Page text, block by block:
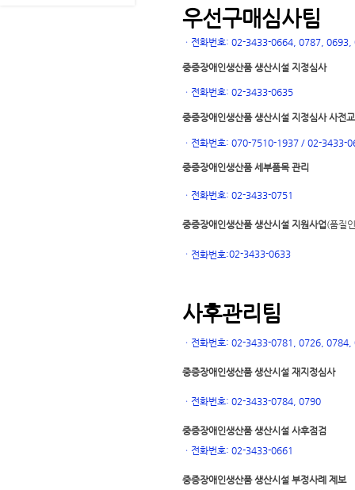
우선구매심사팀
ㆍ 전화번호: 02-3433-0664, 0787,
중증장애인생산품 생산시설 지정심사
ㆍ 전화번호: 02-3433-0635
중증장애인생산품 생산시설 지정심사 사전
ㆍ 전화번호: 070-7510-1937 / 02-3433-
중증장애인생산품 세부품목 관리
ㆍ 전화번호: 02-3433-0751
중증장애인생산품 생산시설 지원사업(품질
ㆍ 전화번호:02-3433-0633
사후관리팀
ㆍ 전화번호: 02-3433-0781, 0726,
중증장애인생산품 생산시설 재지정심사
ㆍ 전화번호: 02-3433-0784, 0790
중증장애인생산품 생산시설 사후점검
ㆍ 전화번호: 02-3433-0661
중증장애인생산품 생산시설 부정사례 제보